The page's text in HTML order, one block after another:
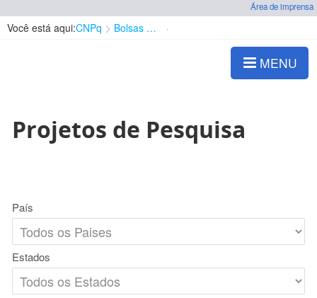
Área de imprensa
Você está aqui:CNPq Bolsas e Auxílios Vigentes
MENU
Projetos de Pesquisa
País
Estados